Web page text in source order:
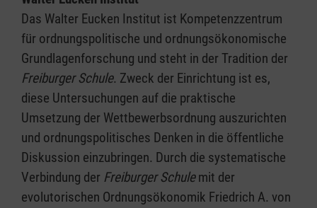
Das Walter Eucken Institut ist Kompetenzzentrum
für ordnungspolitische und ordnungsökonomische
Grundlagenforschung und steht in der Tradition der
Freiburger Schule. Zweck der Einrichtung ist es,
diese Untersuchungen auf die praktische
Umsetzung der Wettbewerbsordnung auszurichten
und ordnungspolitisches Denken in die öffentliche
Diskussion einzubringen. Durch die systematische
Verbindung der Freiburger Schulemit der
evolutorischen Ordnungsökonomik Friedrich A. von